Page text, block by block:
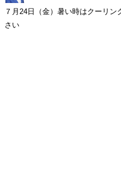
７月24日（金）暑い時はクーリ
さい